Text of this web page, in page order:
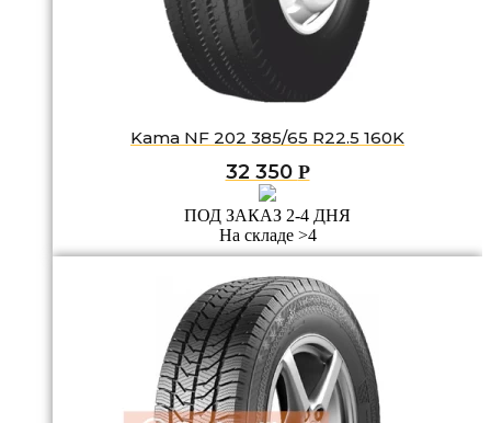
Kama NF 202 385/65 R22.5 160K
32 350 Р
ПОД ЗАКАЗ 2-4 ДНЯ
На складе >4